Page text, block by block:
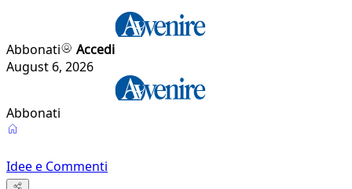
Abbonati
Accedi
August 6, 2026
Abbonati
Idee e Commenti